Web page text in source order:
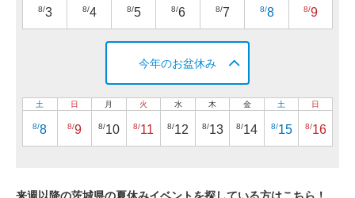
8/3 8/4 8/5 8/6 8/7 8/8 8/9
今年のお盆休み
土
8/8
日
8/9
月
8/10
火
8/11
水
8/12
木
8/13
金
8/14
土
8/15
日
8/16
来週以降の茨城県の夏休みイベントを探している方はこちら！